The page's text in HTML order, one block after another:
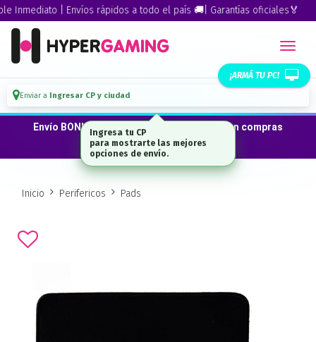
| Envíos rápidos a todo el país 🚚| Garantías oficiales🏅
¡ARMÁ TU PC!
Enviar a Ingresar CP y ciudad
Envío BONIFICADO a CABA · GBA ·La Plata en compras
desde $300.000*
Inicio Perifericos Pads
Ingresa tu CP
para mostrarte las mejores
opciones de envío.